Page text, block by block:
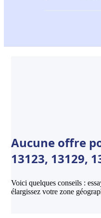
Aucune offre
13123, 13129,
Voici quelques conseils :
élargissez votre zone